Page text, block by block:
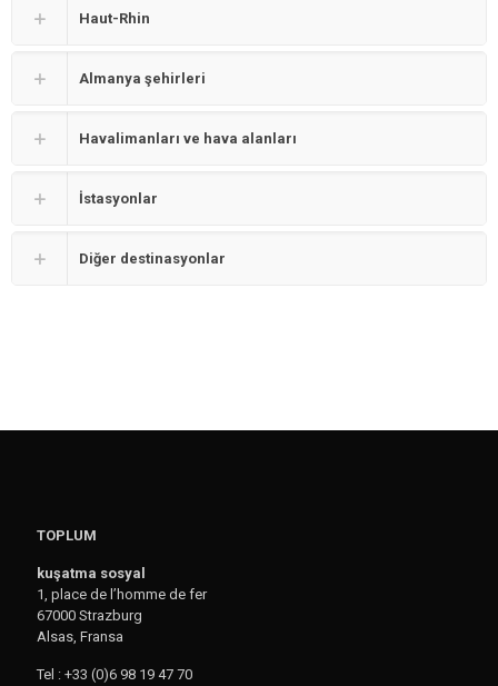
Haut-Rhin
Almanya şehirleri
Havalimanları ve hava alanları
İstasyonlar
Diğer destinasyonlar
TOPLUM
kuşatma sosyal
1, place de l’homme de fer
67000 Strazburg
Alsas, Fransa
Tel : +33 (0)6 98 19 47 70